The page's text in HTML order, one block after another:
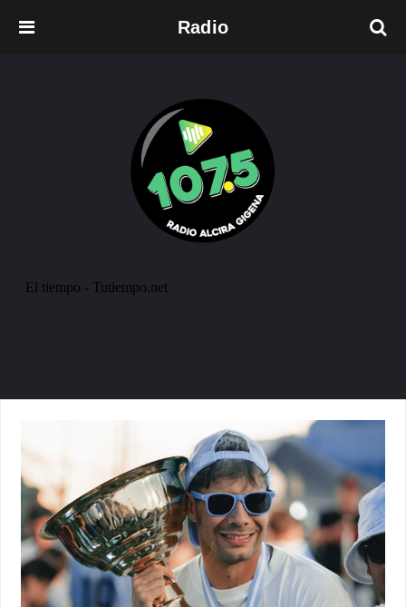
Radio